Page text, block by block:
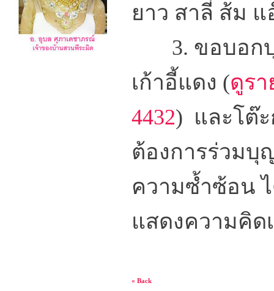
ยาว สาลี่ ส้ม
3. ขอบอก
เก้าอี้แดง (ดูร
4432) และโต๊
ต้องการร่วมบุ
ความซ้ำซ้อน
แสดงความคิด
« Back